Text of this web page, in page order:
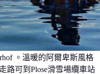
。溫暖的阿爾卑斯風格
路可到Plose滑雪場纜車站